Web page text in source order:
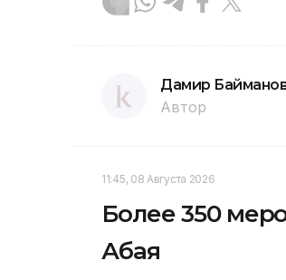
Дамир
Автор
11:45, 08 Августа 2026
Более 350
Абая